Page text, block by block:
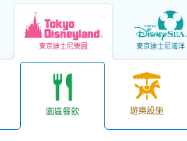
東京迪士尼樂園 東京迪士尼海洋
園區餐飲 遊樂設施